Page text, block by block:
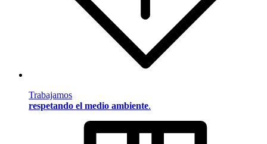
Trabajamos
respetando el medio ambiente.